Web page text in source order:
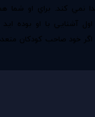
نمي كند. براي او شما
آشنايي با او بوده
خود صاحب كودكان